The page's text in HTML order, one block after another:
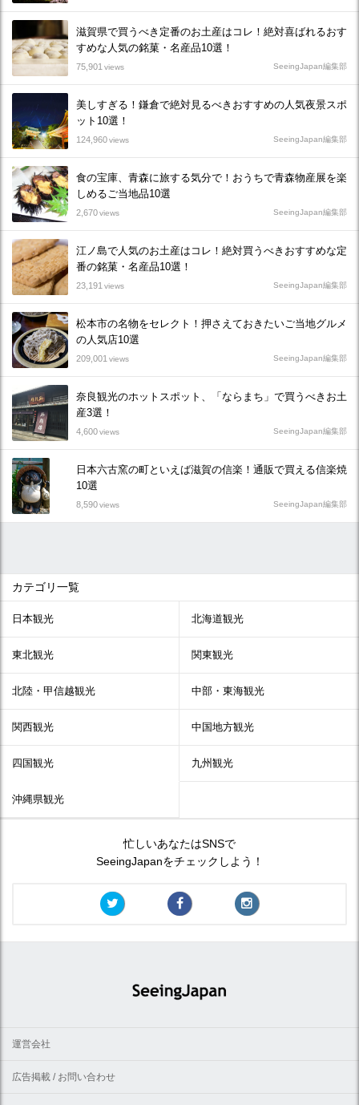
滋賀県で買うべき定番のお土産はコレ！絶対喜ばれるおす
すめな人気の銘菓・名産品10選！
75,901 views SeeingJapan編集部
美しすぎる！鎌倉で絶対見るべきおすすめの人気夜景スポ
ット10選！
124,960views SeeingJapan編集部
食の宝庫、青森に旅する気分で！おうちで青森物産展を楽
しめるご当地品10選
2,670views SeeingJapan編集部
江ノ島で人気のお土産はコレ！絶対買うべきおすすめな定
番の銘菓・名産品10選！
23,191 views SeeingJapan編集部
松本市の名物をセレクト！押さえておきたいご当地グルメ
の人気店10選
209,001 views SeeingJapan編集部
奈良観光のホットスポット、「ならまち」で買うべきお土
産3選！
4,600views SeeingJapan編集部
日本六古窯の町といえば滋賀の信楽！通販で買える信楽焼
10選
8,590views SeeingJapan編集部
カテゴリ一覧
日本観光 北海道観光
東北観光 関東観光
北陸・甲信越観光 中部・東海観光
関西観光 中国地方観光
四国観光 九州観光
沖縄県観光
忙しいあなたはSNSで
SeeingJapanをチェックしよう！
運営会社
広告掲載 / お問い合わせ